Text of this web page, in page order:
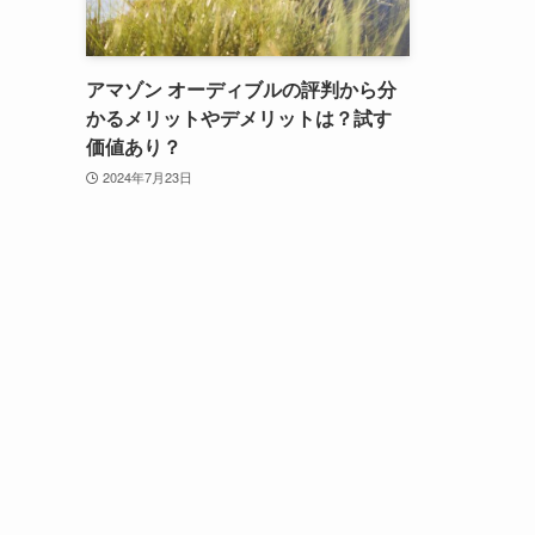
アマゾン オーディブルの評判から分
かるメリットやデメリットは？試す
価値あり？
2024年7月23日